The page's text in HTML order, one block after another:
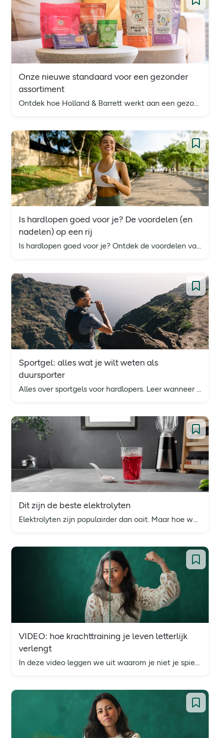
Onze nieuwe standaard voor een gezonder
assortiment
Is hardlopen goed voor je? De voordelen (en
nadelen) op een rij
Is hardlopen goed voor je? Ontdek de voordelen van hardlopen en de eventuele nadelen of valkuilen.
Sportgel: alles wat je wilt weten als
duursporter
Alles over sportgels voor hardlopers. Leer wanneer en hoe je sportgels moet gebruiken om je prestaties te verbeteren en je training efficiënter te maken.
Dit zijn de beste elektrolyten
Elektrolyten zijn populairder dan ooit. Maar hoe weet je nou welke goed zijn voor jou? Wij zochten het voor je uit.
VIDEO: hoe krachttraining je leven letterlijk
verlengt
In deze video leggen we uit waarom je niet je spieren verliest omdat je ouder wordt, maar juist sneller ouder wordt omdat je je spieren verliest.